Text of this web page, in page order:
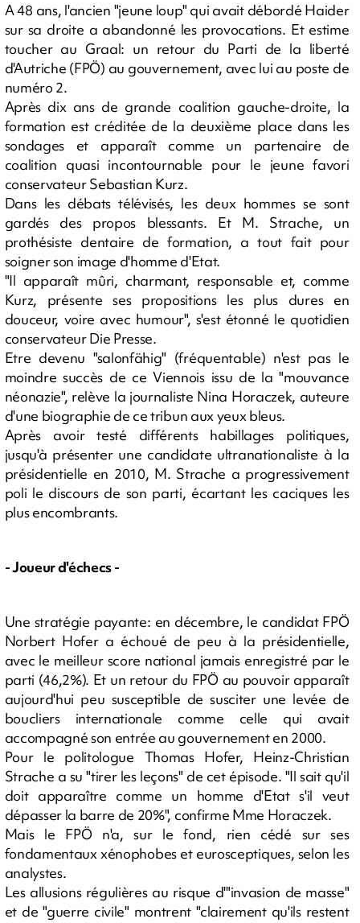
A 48 ans, l'ancien "jeune loup" qui avait débordé Haider
sur sa droite a abandonné les provocations. Et estime
toucher au Graal: un retour du Parti de la liberté
d'Autriche (FPÖ) au gouvernement, avec lui au poste de
numéro 2.
Après dix ans de grande coalition gauche-droite, la
formation est créditée de la deuxième place dans les
sondages et apparaît comme un partenaire de
coalition quasi incontournable pour le jeune favori
conservateur Sebastian Kurz.
Dans les débats télévisés, les deux hommes se sont
gardés des propos blessants. Et M. Strache, un
prothésiste dentaire de formation, a tout fait pour
soigner son image d'homme d'Etat.
"Il apparaît mûri, charmant, responsable et, comme
Kurz, présente ses propositions les plus dures en
douceur, voire avec humour", s'est étonné le quotidien
conservateur Die Presse.
Etre devenu "salonfähig" (fréquentable) n'est pas le
moindre succès de ce Viennois issu de la "mouvance
néonazie", relève la journaliste Nina Horaczek, auteure
d'une biographie de ce tribun aux yeux bleus.
Après avoir testé différents habillages politiques,
jusqu'à présenter une candidate ultranationaliste à la
présidentielle en 2010, M. Strache a progressivement
poli le discours de son parti, écartant les caciques les
plus encombrants.
- Joueur d'échecs -
Une stratégie payante: en décembre, le candidat FPÖ
Norbert Hofer a échoué de peu à la présidentielle,
avec le meilleur score national jamais enregistré par le
parti (46,2%). Et un retour du FPÖ au pouvoir apparaît
aujourd'hui peu susceptible de susciter une levée de
boucliers internationale comme celle qui avait
accompagné son entrée au gouvernement en 2000.
Pour le politologue Thomas Hofer, Heinz-Christian
Strache a su "tirer les leçons" de cet épisode. "Il sait qu'il
doit apparaître comme un homme d'Etat s'il veut
dépasser la barre de 20%", confirme Mme Horaczek.
Mais le FPÖ n'a, sur le fond, rien cédé sur ses
fondamentaux xénophobes et eurosceptiques, selon les
analystes.
Les allusions régulières au risque d'"invasion de masse"
et de "guerre civile" montrent "clairement qu'ils restent